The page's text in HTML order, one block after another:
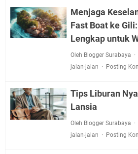
Menjaga
Fast Boat ke
Lengkap untuk
Oleh Blogger Surabaya
jalan-jalan
Posting
Tips Liburan
Lansia
Oleh Blogger Surabaya
jalan-jalan
Posting